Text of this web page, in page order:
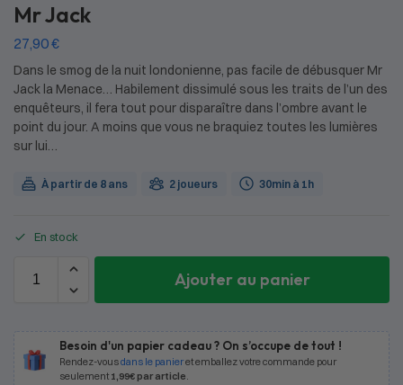
Mr Jack
27,90€
Dans le smog de la nuit londonienne, pas facile de débusquer Mr
Jack la Menace… Habilement dissimulé sous les traits de l’un des
enquêteurs, il fera tout pour disparaître dans l’ombre avant le
point du jour. A moins que vous ne braquiez toutes les lumières
sur lui…
À partir de 8 ans 2 joueurs 30min à 1h
En stock
Ajouter au panier
Besoin d'un papier cadeau ? On s’occupe de tout !
Rendez-vousdans le panieret emballez votre commande pour
seulement 1,99€ par article.